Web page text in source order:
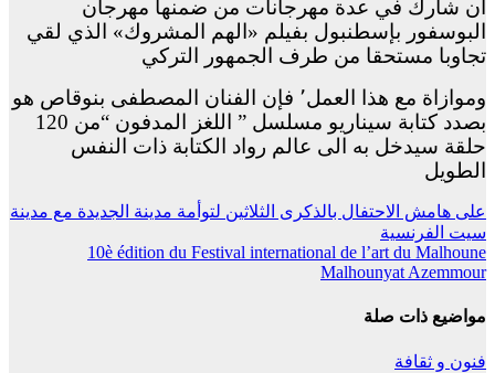
أن شارك في عدة مهرجانات من ضمنها مهرجان
البوسفور بإسطنبول بفيلم «الهم المشروك» الذي لقي
تجاوبا مستحقا من طرف الجمهور التركي
وموازاة مع هذا العمل٬ فإن الفنان المصطفى بنوقاص هو
بصدد كتابة سيناريو مسلسل ” اللغز المدفون “من 120
حلقة سيدخل به الى عالم رواد الكتابة ذات النفس
الطويل
تصفّح
المقالات
على هامش الاحتفال بالذكرى الثلاثين لتوأمة مدينة الجديدة مع مدينة
سيت الفرنسية
10è édition du Festival international de l’art du Malhoune
Malhounyat Azemmour
مواضيع ذات صلة
فنون و ثقافة